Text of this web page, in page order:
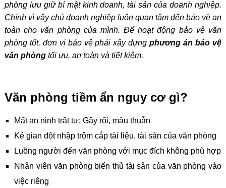
phòng lưu giữ bí mật kinh doanh, tài sản của doanh nghiệp.
Chính vì vậy chủ doanh nghiệp luôn quan tâm đến bảo vệ an
toàn cho văn phòng của mình. Để hoạt động bảo vệ văn
phòng tốt, đơn vị bảo vệ phải xây dựngphương án bảo vệ
văn phòngtối ưu, an toàn và tiết kiệm.
Văn phòng tiềm ẩn nguy cơ gì?
Mất an ninh trật tự: Gây rối, mâu thuẫn
Kẻ gian đột nhập trộm cắp tài liệu, tài sản của văn phòng
Luồng người đến văn phòng với mục đích không phù hợp
Nhân viên văn phòng biển thủ tài sản của văn phòng vào
việc riêng